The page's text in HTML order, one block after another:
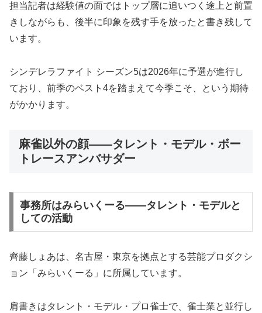
担当記者は経験値の面ではトップ層に追いつく途上と前置
きしながらも、後半に印象を残す手を放ったと書き残して
います。
シンデレラファイト シーズン5は2026年に予選が進行し
ており、前季のベスト4を踏まえて今季こそ、という期待
がかかります。
麻雀以外の顔――タレント・モデル・ボー
トレースアンバサダー
事務所はみらいくーる――タレント・モデルと
しての活動
齊藤しょあは、名古屋・東京を拠点とする芸能プロダクシ
ョン「みらいくーる」に所属しています。
肩書きはタレント・モデル・プロ雀士で、雀士業と並行し